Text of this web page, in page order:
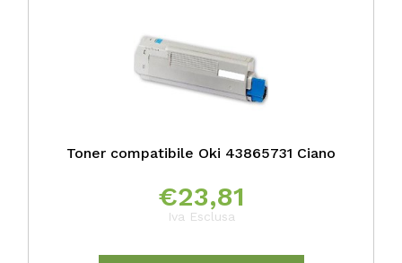
Toner compatibile Oki 43865731 Ciano
€23,81
Iva Esclusa